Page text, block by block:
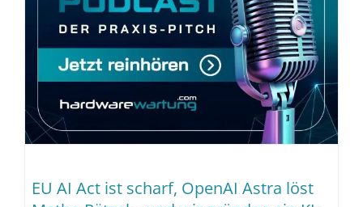
EU AI Act ist scharf, OpenAI Astra löst